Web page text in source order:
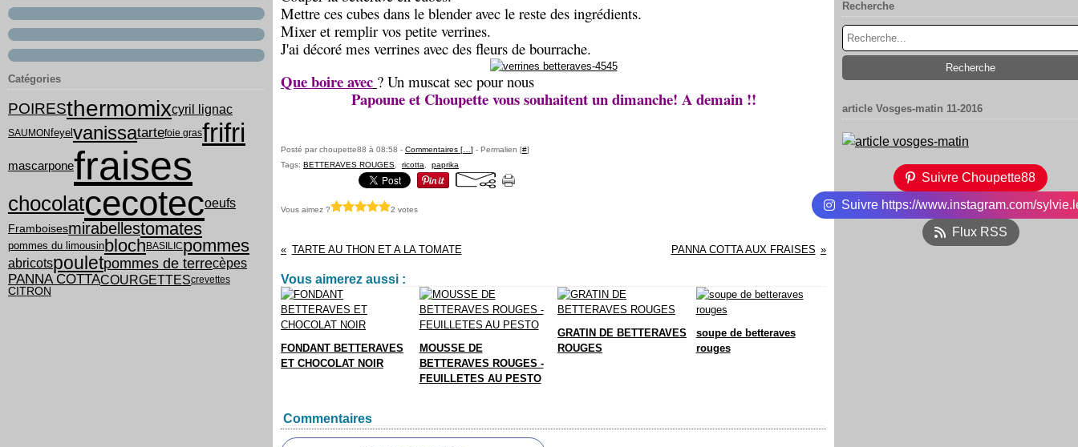
Catégories
POIRESthermomixcyril lignac
SAUMONfeyelvanissatartefoie grasfrifri
mascarponefraises
chocolatcecotecoeufs
Framboisesmirabellestomates
pommes du limousinblochBASILICpommes
abricotspouletpommes de terrecèpes
PANNA COTTACOURGETTEScrevettes
CITRON
Mettre ces cubes dans le blender avec le reste des ingrédients.
Mixer et remplir vos petite verrines.
J'ai décoré mes verrines avec des fleurs de bourrache.
Que boire avec ? Un muscat sec pour nous
Papoune et Choupette vous souhaitent un dimanche! A demain !!
Posté par choupette88 à 08:58 - Commentaires [ ] - Permalien [#]
Tags: BETTERAVES ROUGES ricotta paprika
Vous aimez ? 2 votes
TARTE AU THON ET A LA TOMATE PANNA COTTA AUX FRAISES
Vous aimerez aussi :
FONDANT BETTERAVES
ET CHOCOLAT NOIR
MOUSSE DE
BETTERAVES ROUGES -
FEUILLETES AU PESTO
GRATIN DE BETTERAVES
ROUGES
soupe de betteraves
rouges
Commentaires
Recherche
article Vosges-matin 11-2016
Suivre Choupette88
Suivre https://www.instagram.com/
Flux RSS